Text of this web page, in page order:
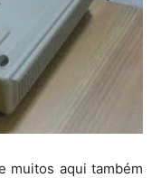
muitos aqui também